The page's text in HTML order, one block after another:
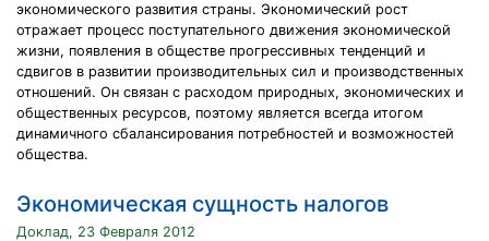
экономического развития страны. Экономический рост
отражает процесс поступательного движения экономической
жизни, появления в обществе прогрессивных тенденций и
сдвигов в развитии производительных сил и производственных
отношений. Он связан с расходом природных, экономических и
общественных ресурсов, поэтому является всегда итогом
динамичного сбалансирования потребностей и возможностей
общества.
Экономическая сущность налогов
Доклад, 23 Февраля 2012